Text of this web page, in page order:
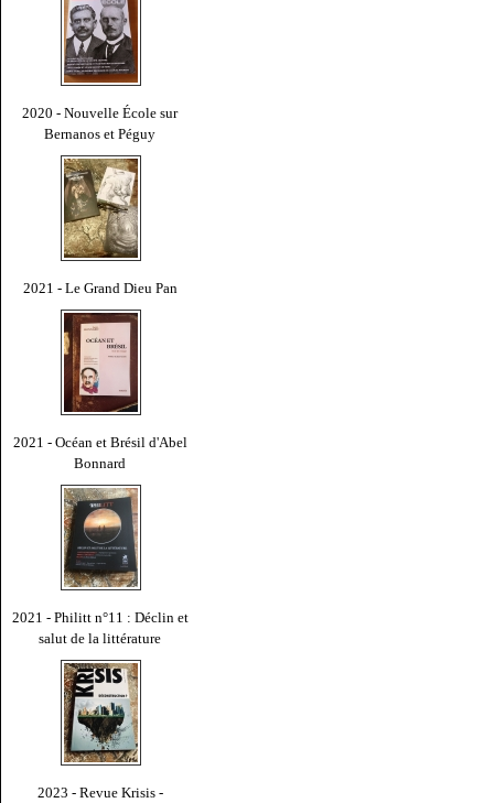
2020 - Nouvelle École sur
Bernanos et Péguy
2021 - Le Grand Dieu Pan
2021 - Océan et Brésil d'Abel
Bonnard
2021 - Philitt n°11 : Déclin et
salut de la littérature
2023 - Revue Krisis -